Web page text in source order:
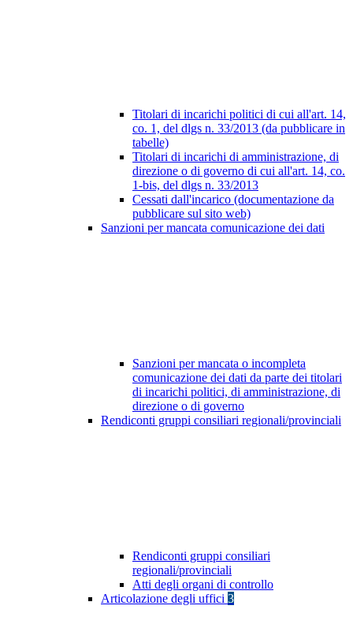
Titolari di incarichi politici di cui all'art. 14,
co. 1, del dlgs n. 33/2013 (da pubblicare in
tabelle)
Titolari di incarichi di amministrazione, di
direzione o di governo di cui all'art. 14, co.
1-bis, del dlgs n. 33/2013
Cessati dall'incarico (documentazione da
pubblicare sul sito web)
Sanzioni per mancata comunicazione dei dati
Sanzioni per mancata o incompleta
comunicazione dei dati da parte dei titolari
di incarichi politici, di amministrazione, di
direzione o di governo
Rendiconti gruppi consiliari regionali/provinciali
Rendiconti gruppi consiliari
regionali/provinciali
Atti degli organi di controllo
Articolazione degli uffici 3